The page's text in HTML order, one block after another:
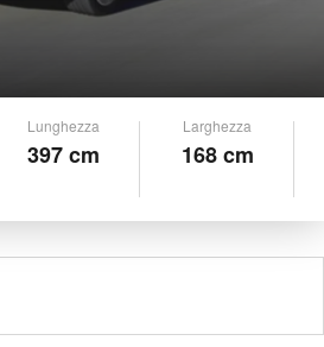
Lunghezza
397 cm
Larghezza
168 cm